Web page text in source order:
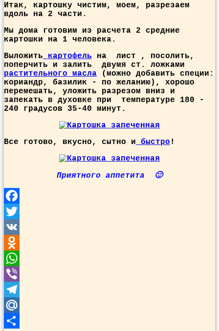
Итак, картошку чистим, моем, разрезаем
вдоль на 2 части.
Мы дома готовим из расчета 2 средние
картошки на 1 человека.
Выложить картофель на лист , посолить,
поперчить и залить двумя ст. ложками
растительного масла (можно добавить специи:
кориандр, базилик - по желанию), хорошо
перемешать, уложить разрезом вниз и
запекать в духовке при температуре 180 -
240 градусов 35-40 минут.
Все готово, вкусно, сытно и быстро !
Приятного аппетита 🙂
Facebook
Twitter
VK
Odnoklassniki
WhatsApp
Viber
Telegram
Mail.Ru